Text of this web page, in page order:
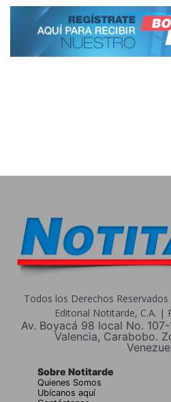
Todos los Derechos
Editorial Notitarde, C.A. |
Av. Boyacá 98 local No.
Valencia, Carabobo.
Sobre Notitarde
Quienes Somos
Ubícanos aquí